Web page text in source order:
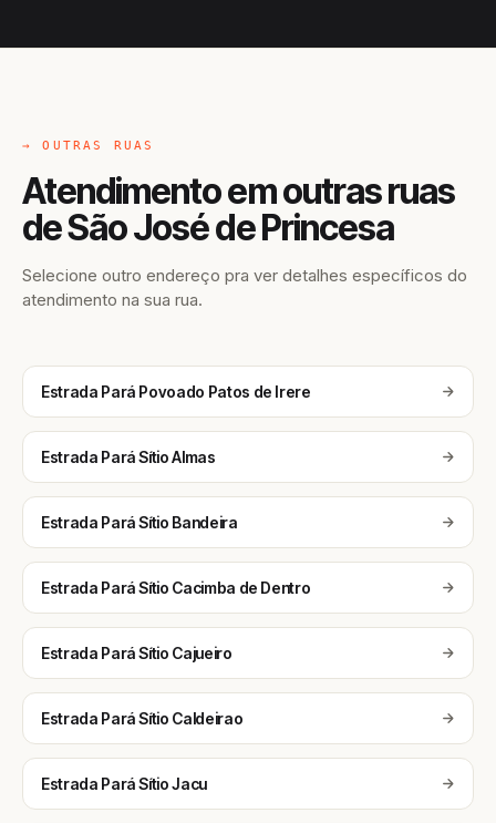
→ OUTRAS RUAS
Atendimento em outras ruas
de São José de Princesa
Selecione outro endereço pra ver detalhes específicos do
atendimento na sua rua.
Estrada Pará Povoado Patos de Irere
Estrada Pará Sítio Almas
Estrada Pará Sítio Bandeira
Estrada Pará Sítio Cacimba de Dentro
Estrada Pará Sítio Cajueiro
Estrada Pará Sítio Caldeirao
Estrada Pará Sítio Jacu